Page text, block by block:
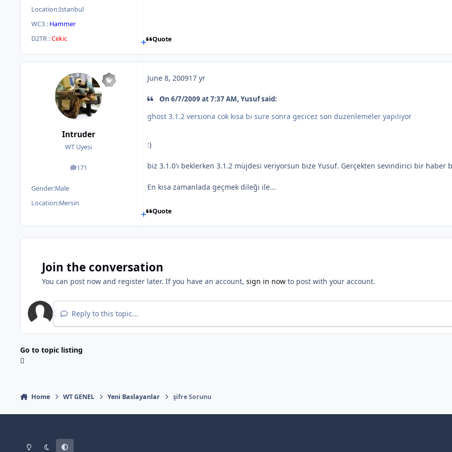
Location:Istanbul
WC3 : Hammer
D2TR :Cekic Quote
Intruder
WT Uyesi
171
posts
Gender:Male
Location:Mersin
June 8, 200917 yr
On 6/7/2009 at 7:37 AM, Yusuf said:
ghost 3.1.2 versıona cok kısa bı sure sonra gecıcez son duzenlemeler yapılıyor
:)
biz 3.1.0'ı beklerken 3.1.2 müjdesi veriyorsun bize Yusuf. Gerçekten sevindirici bir haber
En kısa zamanlada geçmek dileği ile...
Quote
Join the conversation
You can post now and register later. If you have an account, sign in now to post with your account.
Reply to this topic...
Go to topic listing
Home WT GENEL Yeni Baslayanlar şifre Sorunu
Light ModeDark ModeSystem Preference